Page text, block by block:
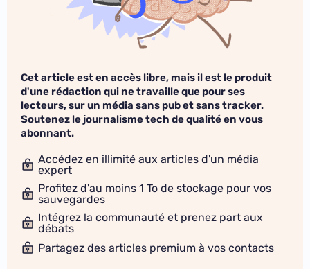
Cet article est en accès libre, mais il est le produit
d'une rédaction qui ne travaille que pour ses
lecteurs, sur un média sans pub et sans tracker.
Soutenez le journalisme tech de qualité en vous
abonnant.
Accédez en illimité aux articles d'un média
expert
Profitez d'au moins 1 To de stockage pour vos
sauvegardes
Intégrez la communauté et prenez part aux
débats
Partagez des articles premium à vos contacts